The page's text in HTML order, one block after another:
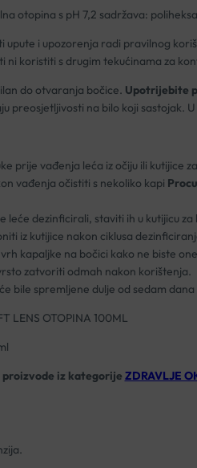
otopina s pH 7,2 sadržava:
upute i upozorenja radi pravilnog
ni koristiti s drugim tekućinama za
do otvaranja bočice. Upotrijebite
preosjetljivosti na bilo koji sastojak.
prije vađenja leća iz očiju ili kutijice
vađenja očistiti s nekoliko kapi
leće dezinficirali, staviti ih u kutijicu
iz kutijice nakon ciklusa
kapaljke na bočici kako ne biste
zatvoriti odmah nakon korištenja.
bile spremljene dulje od sedam
LENS OTOPINA 100ML
proizvode iz kategorije ZDRAVLJE